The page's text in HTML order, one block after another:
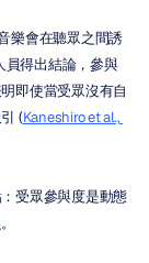
樂會在聽眾之間誘
員得出結論，參與
即使當受眾沒有自
(Kaneshiro et al.,
受眾參與度是動態